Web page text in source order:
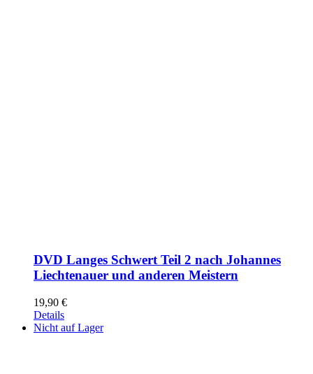
DVD Langes Schwert Teil 2 nach Johannes
Liechtenauer und anderen Meistern
19,90 €
Details
Nicht auf Lager